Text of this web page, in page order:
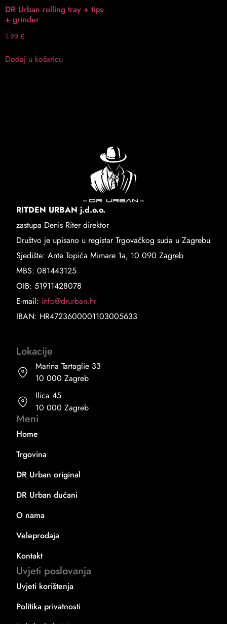
DR Urban rolling tray + tips
+ grinder
1.99 €
Dodaj u košaricu
RITDEN URBAN j.d.o.o.
zastupa Denis Riter direktor
Društvo je upisano u registar Trgovačkog suda u Zagrebu
Sjedište: Ante Topića Mimare 1a, 10 090 Zagreb
MBS: 081443125
OIB: 51911428078
E-mail: info@drurban.hr
IBAN: HR4723600001103005633
Lokacije
Marina Tartaglie 33
10 000 Zagreb
Ilica 45
10 000 Zagreb
Meni
Home
Trgovina
DR Urban original
DR Urban dućani
O nama
Veleprodaja
Kontakt
Uvjeti poslovanja
Uvjeti korištenja
Politika privatnosti